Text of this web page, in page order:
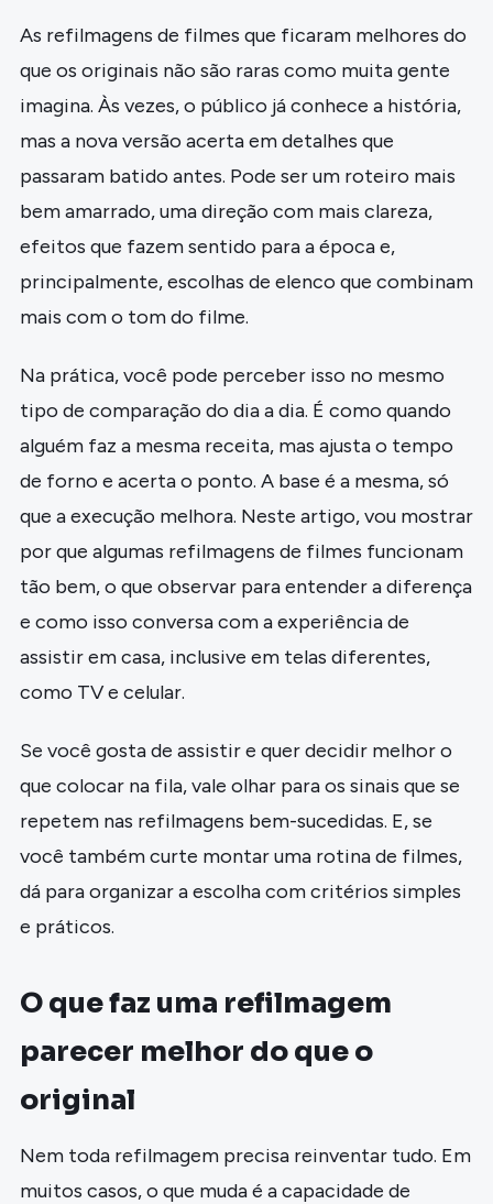
As refilmagens de filmes que ficaram melhores do
que os originais não são raras como muita gente
imagina. Às vezes, o público já conhece a história,
mas a nova versão acerta em detalhes que
passaram batido antes. Pode ser um roteiro mais
bem amarrado, uma direção com mais clareza,
efeitos que fazem sentido para a época e,
principalmente, escolhas de elenco que combinam
mais com o tom do filme.
Na prática, você pode perceber isso no mesmo
tipo de comparação do dia a dia. É como quando
alguém faz a mesma receita, mas ajusta o tempo
de forno e acerta o ponto. A base é a mesma, só
que a execução melhora. Neste artigo, vou mostrar
por que algumas refilmagens de filmes funcionam
tão bem, o que observar para entender a diferença
e como isso conversa com a experiência de
assistir em casa, inclusive em telas diferentes,
como TV e celular.
Se você gosta de assistir e quer decidir melhor o
que colocar na fila, vale olhar para os sinais que se
repetem nas refilmagens bem-sucedidas. E, se
você também curte montar uma rotina de filmes,
dá para organizar a escolha com critérios simples
e práticos.
O que faz uma refilmagem
parecer melhor do que o
original
Nem toda refilmagem precisa reinventar tudo. Em
muitos casos, o que muda é a capacidade de